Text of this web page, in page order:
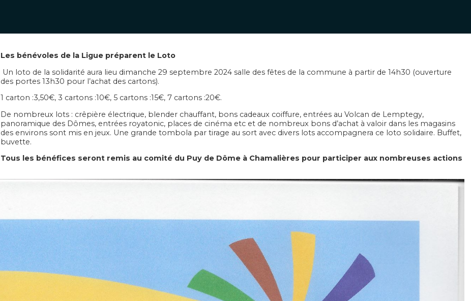
Les bénévoles de la Ligue préparent le Loto
Un loto de la solidarité aura lieu dimanche 29 septembre 2024 salle des fêtes de la commune à partir de 14h30 (ouverture
des portes 13h30 pour l’achat des cartons).
1 carton :3,50€, 3 cartons :10€, 5 cartons :15€, 7 cartons :20€.
De nombreux lots : crêpière électrique, blender chauffant, bons cadeaux coiffure, entrées au Volcan de Lemptegy,
panoramique des Dômes, entrées royatonic, places de cinéma etc et de nombreux bons d’achat à valoir dans les magasins
des environs sont mis en jeux. Une grande tombola par tirage au sort avec divers lots accompagnera ce loto solidaire. Buffet,
buvette.
Tous les bénéfices seront remis au comité du Puy de Dôme à Chamalières pour participer aux nombreuses actions